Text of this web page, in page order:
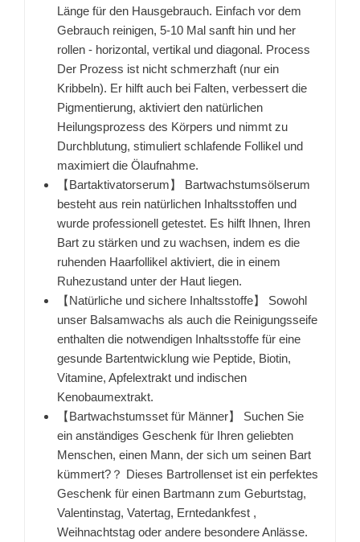
Länge für den Hausgebrauch. Einfach vor dem
Gebrauch reinigen, 5-10 Mal sanft hin und her
rollen - horizontal, vertikal und diagonal. Process
Der Prozess ist nicht schmerzhaft (nur ein
Kribbeln). Er hilft auch bei Falten, verbessert die
Pigmentierung, aktiviert den natürlichen
Heilungsprozess des Körpers und nimmt zu
Durchblutung, stimuliert schlafende Follikel und
maximiert die Ölaufnahme.
【Bartaktivatorserum】 Bartwachstumsölserum
besteht aus rein natürlichen Inhaltsstoffen und
wurde professionell getestet. Es hilft Ihnen, Ihren
Bart zu stärken und zu wachsen, indem es die
ruhenden Haarfollikel aktiviert, die in einem
Ruhezustand unter der Haut liegen.
【Natürliche und sichere Inhaltsstoffe】 Sowohl
unser Balsamwachs als auch die Reinigungsseife
enthalten die notwendigen Inhaltsstoffe für eine
gesunde Bartentwicklung wie Peptide, Biotin,
Vitamine, Apfelextrakt und indischen
Kenobaumextrakt.
【Bartwachstumsset für Männer】 Suchen Sie
ein anständiges Geschenk für Ihren geliebten
Menschen, einen Mann, der sich um seinen Bart
kümmert?？ Dieses Bartrollenset ist ein perfektes
Geschenk für einen Bartmann zum Geburtstag,
Valentinstag, Vatertag, Erntedankfest ,
Weihnachtstag oder andere besondere Anlässe.